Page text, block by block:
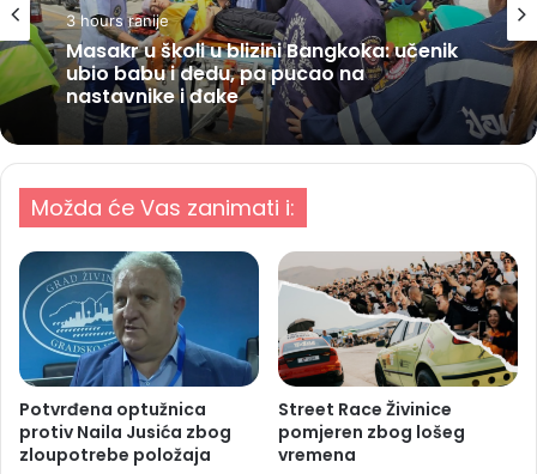
3 hours ranije
Masakr u školi u blizini Bangkoka: učenik
ubio babu i dedu, pa pucao na
nastavnike i đake
Možda će Vas zanimati i:
Potvrđena optužnica
protiv Naila Jusića zbog
zloupotrebe položaja
Street Race Živinice
pomjeren zbog lošeg
vremena